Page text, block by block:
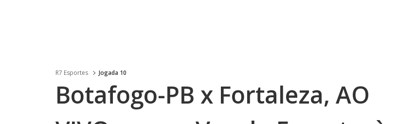
R7 Esportes Jogada 10
Botafogo-PB x Fortaleza, AO